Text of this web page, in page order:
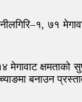
७१
क्षमताको
बनाउन